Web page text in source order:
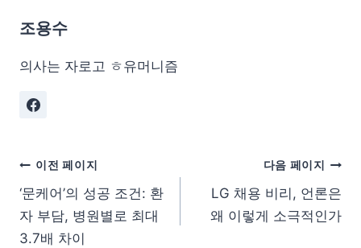
조용수
의사는 자로고 ㅎ유머니즘
이전 페이지
‘문케어’의 성공 조건: 환
자 부담, 병원별로 최대
3.7배 차이
다음 페이지
LG 채용 비리, 언론은
왜 이렇게 소극적인가